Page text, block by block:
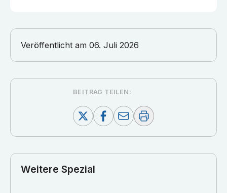
Veröffentlicht am 06. Juli 2026
BEITRAG TEILEN:
Weitere Spezial